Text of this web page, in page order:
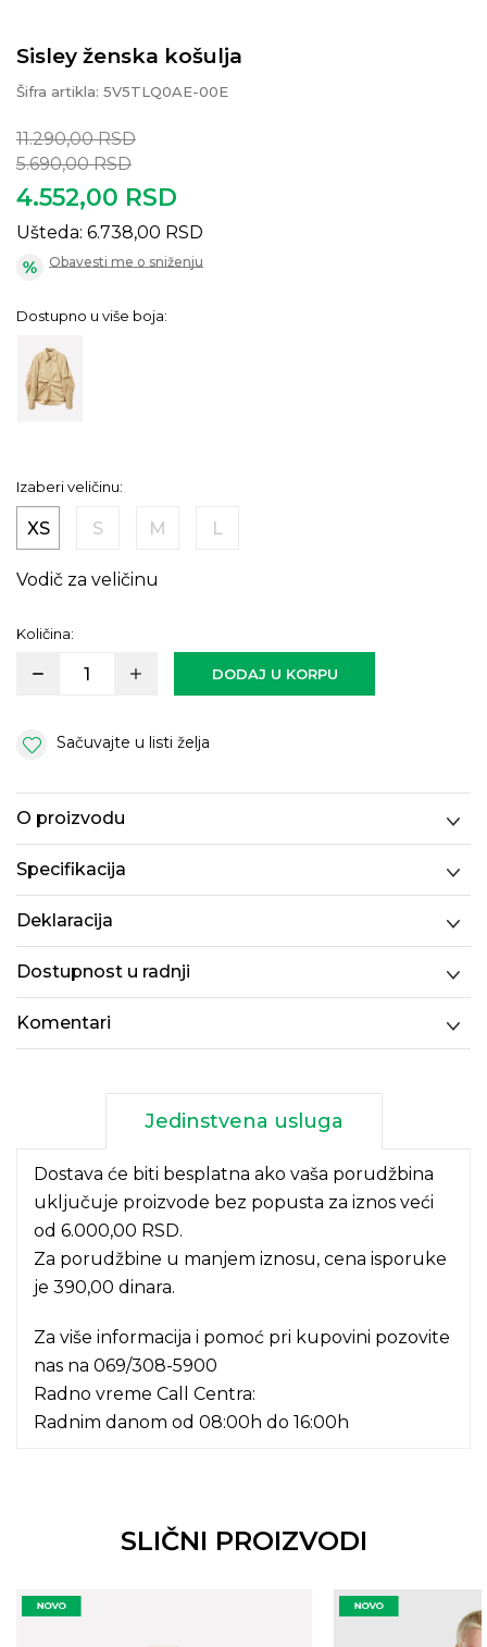
Sisley ženska košulja
Šifra artikla: 5V5TLQ0AE-00E
11.290,00 RSD
5.690,00 RSD
4.552,00 RSD
Ušteda: 6.738,00 RSD
Obavesti me o sniženju
Dostupno u više boja:
Izaberi veličinu:
XS S M L
Vodič za veličinu
Količina:
DODAJ U KORPU
Sačuvajte u listi želja
O proizvodu
Specifikacija
Deklaracija
Dostupnost u radnji
Komentari
Jedinstvena usluga
Dostava će biti besplatna ako vaša porudžbina
uključuje proizvode bez popusta za iznos veći
od 6.000,00 RSD.
Za porudžbine u manjem iznosu, cena isporuke
je 390,00 dinara.
Za više informacija i pomoć pri kupovini pozovite
nas na 069/308-5900
Radno vreme Call Centra:
Radnim danom od 08:00h do 16:00h
SLIČNI PROIZVODI